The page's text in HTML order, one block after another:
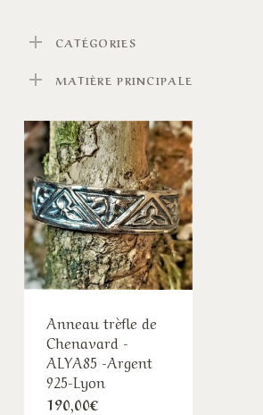
CATÉGORIES
MATIÈRE PRINCIPALE
Anneau trèfle de
Chenavard -
ALYA85 -Argent
925-Lyon
190,00€